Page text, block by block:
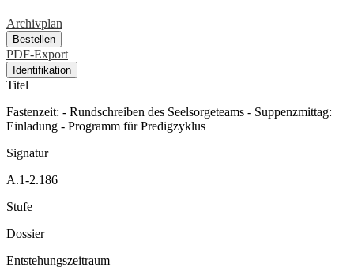
Archivplan
Bestellen
PDF-Export
Identifikation
Titel
Fastenzeit: - Rundschreiben des Seelsorgeteams - Suppenzmittag:
Einladung - Programm für Predigzyklus
Signatur
A.1-2.186
Stufe
Dossier
Entstehungszeitraum